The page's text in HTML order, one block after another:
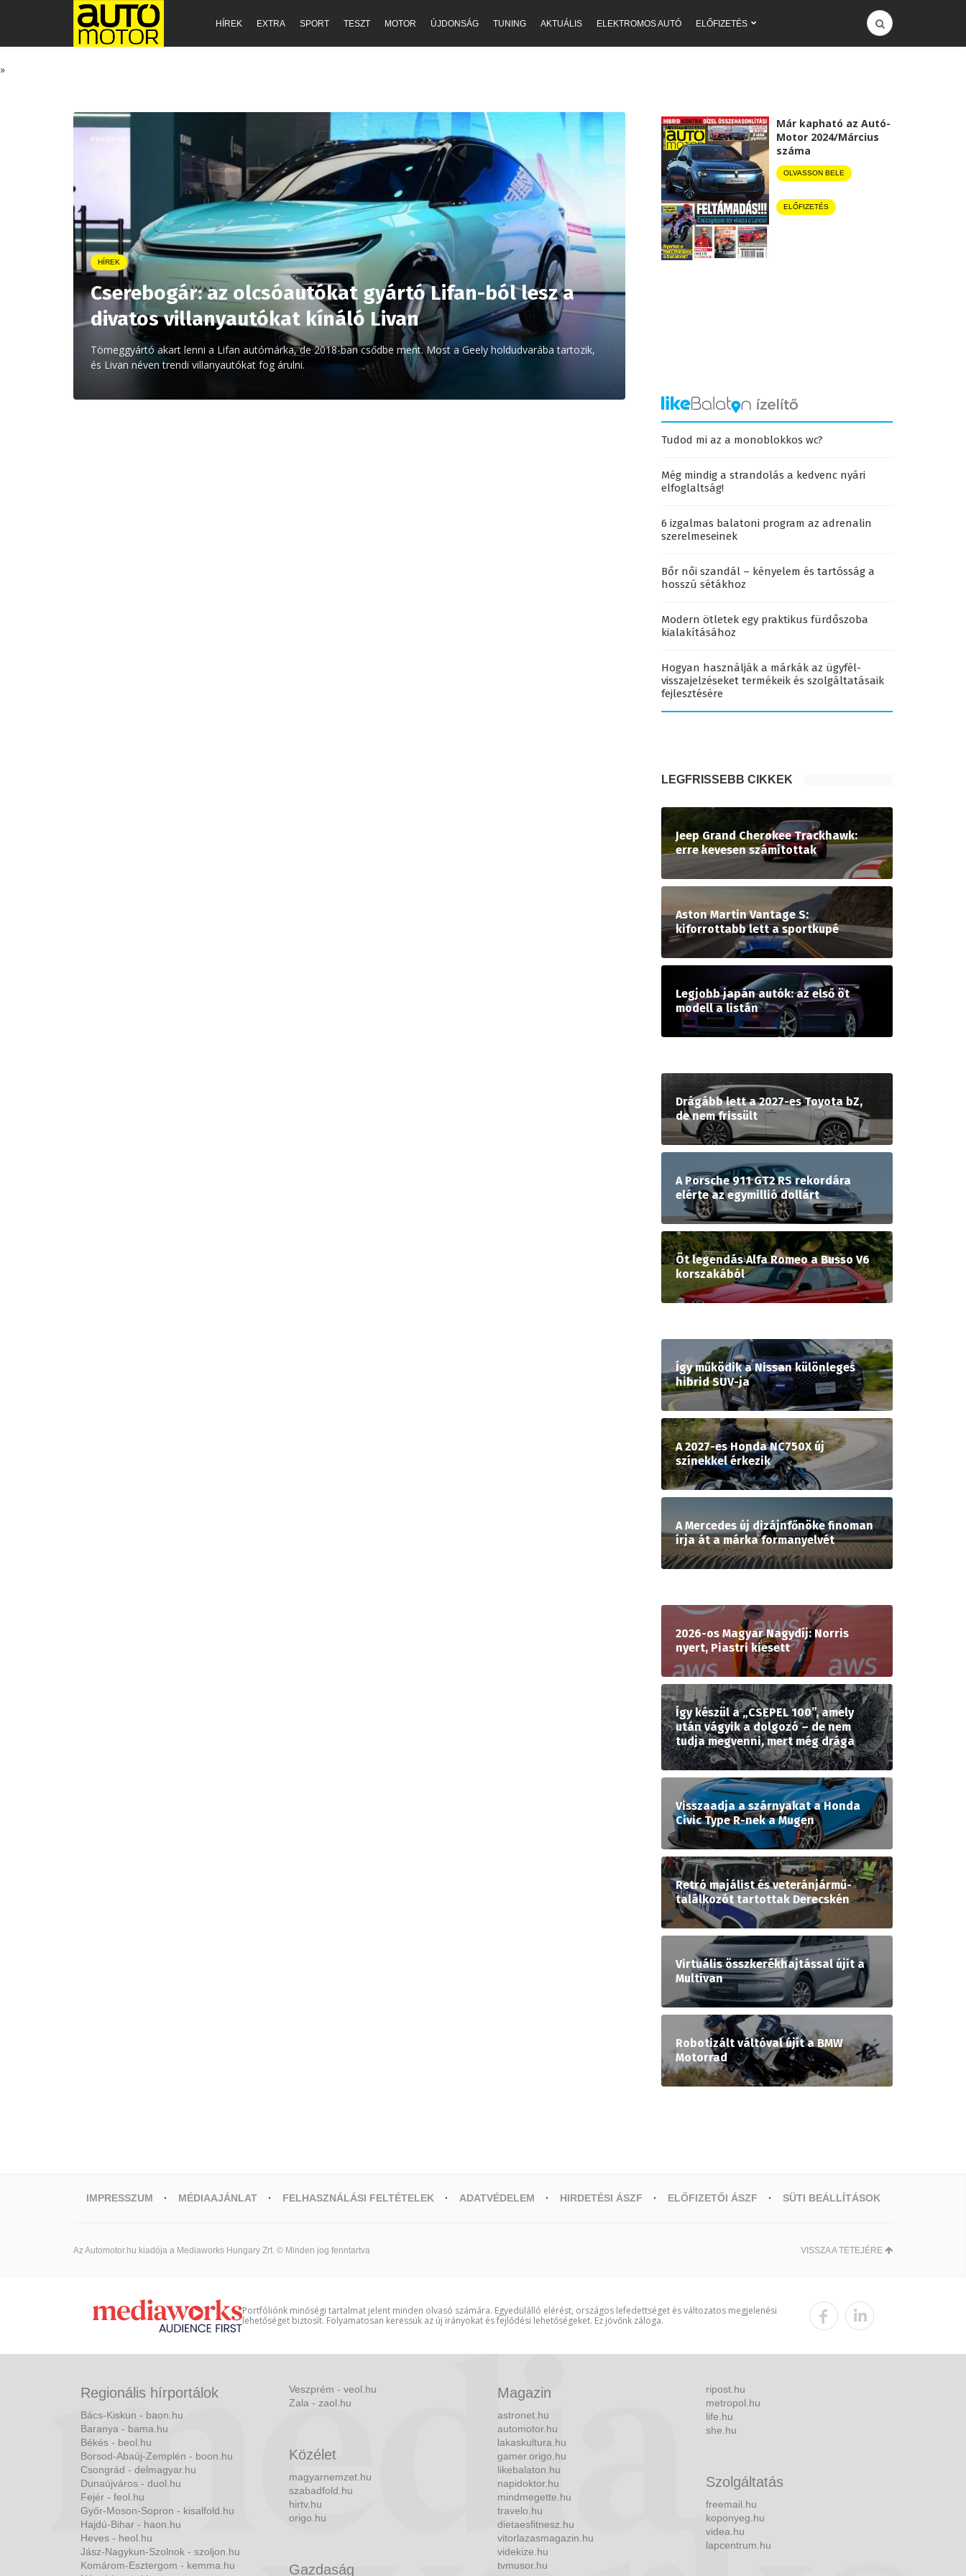
HÍREK EXTRA SPORT TESZT MOTOR ÚJDONSÁG TUNING AKTUÁLIS ELEKTROMOS AUTÓ ELŐFIZETÉS
»
HÍREK
Cserebogár: az olcsóautókat gyártó Lifan-ból lesz a
divatos villanyautókat kínáló Livan
Tömeggyártó akart lenni a Lifan autómárka, de 2018-ban csődbe ment. Most a Geely holdudvarába tartozik,
és Livan néven trendi villanyautókat fog árulni.
Már kapható az Autó-
Motor 2024/Március
száma
OLVASSON BELE
ELŐFIZETÉS
Tudod mi az a monoblokkos wc?
Még mindig a strandolás a kedvenc nyári
elfoglaltság!
6 izgalmas balatoni program az adrenalin
szerelmeseinek
Bőr női szandál – kényelem és tartósság a
hosszú sétákhoz
Modern ötletek egy praktikus fürdőszoba
kialakításához
Hogyan használják a márkák az ügyfél-
visszajelzéseket termékeik és szolgáltatásaik
fejlesztésére
LEGFRISSEBB CIKKEK
Jeep Grand Cherokee Trackhawk:
erre kevesen számítottak
Aston Martin Vantage S:
kiforrottabb lett a sportkupé
Legjobb japán autók: az első öt
modell a listán
Drágább lett a 2027-es Toyota bZ,
de nem frissült
A Porsche 911 GT2 RS rekordára
elérte az egymillió dollárt
Öt legendás Alfa Romeo a Busso V6
korszakából
Így működik a Nissan különleges
hibrid SUV-ja
A 2027-es Honda NC750X új
színekkel érkezik
A Mercedes új dizájnfőnöke finoman
írja át a márka formanyelvét
2026-os Magyar Nagydíj: Norris
nyert, Piastri kiesett
Így készül a „CSEPEL 100”, amely
után vágyik a dolgozó – de nem
tudja megvenni, mert még drága
Visszaadja a szárnyakat a Honda
Civic Type R-nek a Mugen
Retró majálist és veteránjármű-
találkozót tartottak Derecskén
Virtuális összkerékhajtással újít a
Multivan
Robotizált váltóval újít a BMW
Motorrad
IMPRESSZUM MÉDIAAJÁNLAT FELHASZNÁLÁSI FELTÉTELEK ADATVÉDELEM HIRDETÉSI ÁSZF ELŐFIZETŐI ÁSZF SÜTI BEÁLLÍTÁSOK
Az Automotor.hu kiadója a Mediaworks Hungary Zrt. © Minden jog fenntartva VISSZA A TETEJÉRE
Portfóliónk minőségi tartalmat jelent minden olvasó számára. Egyedülálló elérést, országos lefedettséget és változatos megjelenési
lehetőséget biztosít. Folyamatosan keressük az új irányokat és fejlődési lehetőségeket. Ez jövőnk záloga.
Regionális hírportálok
Bács-Kiskun - baon.hu
Baranya - bama.hu
Békés - beol.hu
Borsod-Abaúj-Zemplén - boon.hu
Csongrád - delmagyar.hu
Dunaújváros - duol.hu
Fejér - feol.hu
Győr-Moson-Sopron - kisalfold.hu
Hajdú-Bihar - haon.hu
Heves - heol.hu
Jász-Nagykun-Szolnok - szoljon.hu
Komárom-Esztergom - kemma.hu
Veszprém - veol.hu
Zala - zaol.hu
Közélet
magyarnemzet.hu
szabadfold.hu
hirtv.hu
origo.hu
Gazdaság
Magazin
astronet.hu
automotor.hu
lakaskultura.hu
gamer.origo.hu
likebalaton.hu
napidoktor.hu
mindmegette.hu
travelo.hu
dietaesfitnesz.hu
vitorlazasmagazin.hu
videkize.hu
tvmusor.hu
ripost.hu
metropol.hu
life.hu
she.hu
Szolgáltatás
freemail.hu
koponyeg.hu
videa.hu
lapcentrum.hu